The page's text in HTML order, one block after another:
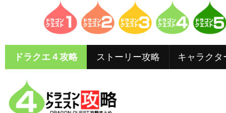
ドラクエ４攻略 ストーリー攻略 キャラクタ